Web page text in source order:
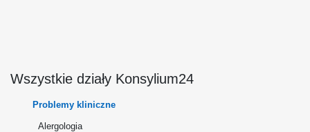
Wszystkie działy Konsylium24
Problemy kliniczne
Alergologia